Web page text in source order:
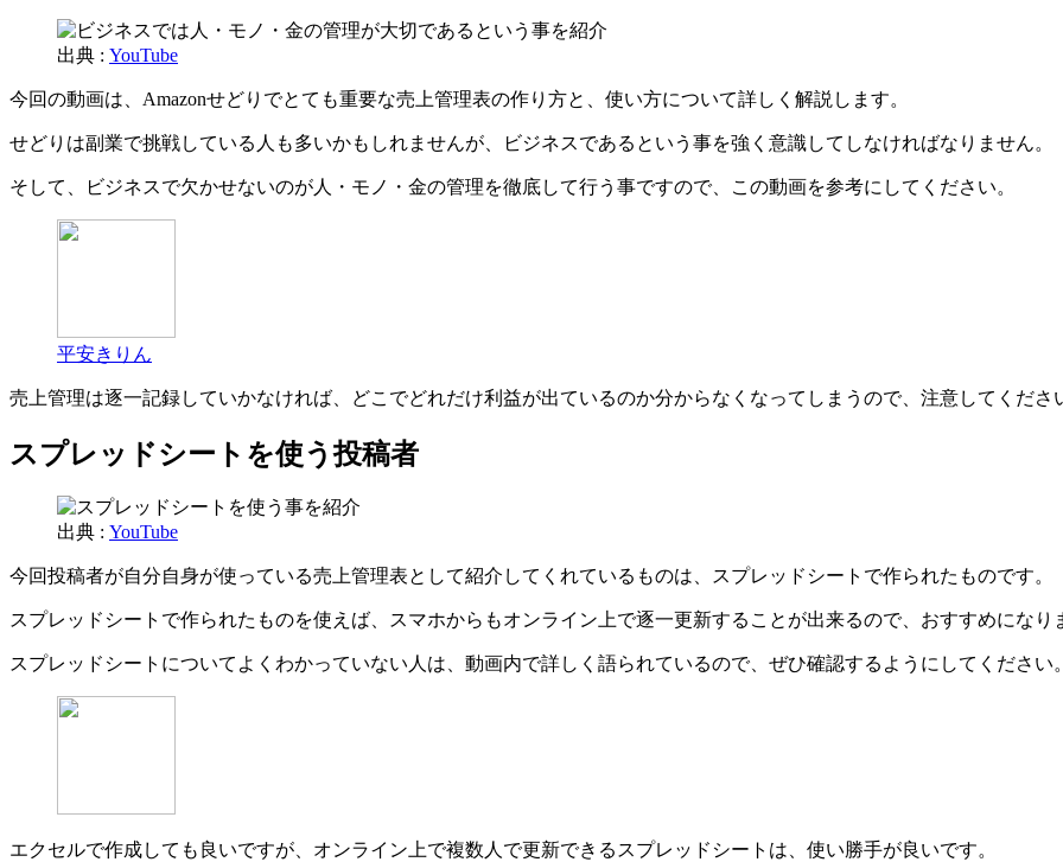
出典 : YouTube
今回の動画は、Amazonせどりでとても重要な売上管理表の作り方と、使い方について詳しく解説します。
せどりは副業で挑戦している人も多いかもしれませんが、ビジネスであるという事を強く意識してしなければなりません。
そして、ビジネスで欠かせないのが人・モノ・金の管理を徹底して行う事ですので、この動画を参考にしてください。
平安きりん
売上管理は逐一記録していかなければ、どこでどれだけ利益が出ているのか分からなくなってしまうので、注意してくださ
スプレッドシートを使う投稿者
出典 : YouTube
今回投稿者が自分自身が使っている売上管理表として紹介してくれているものは、スプレッドシートで作られたものです。
スプレッドシートで作られたものを使えば、スマホからもオンライン上で逐一更新することが出来るので、おすすめになり
スプレッドシートについてよくわかっていない人は、動画内で詳しく語られているので、ぜひ確認するようにしてください
エクセルで作成しても良いですが、オンライン上で複数人で更新できるスプレッドシートは、使い勝手が良いです。